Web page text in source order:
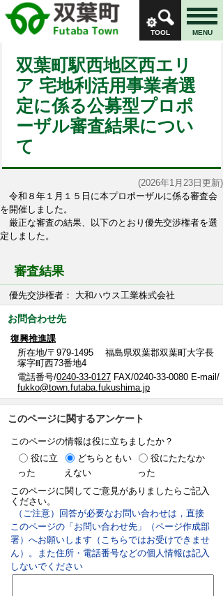
TOOL MENU
双葉町駅西地区西エリ
ア 宅地利活用事業者選
定に係る公募型プロポ
ーザル審査結果につい
て
(2026年1月23日更新)
令和８年１月１５日に本プロポーザルに係る審査会
を開催しました。
厳正な審査の結果、以下のとおり優先交渉権者を選
定しました。
審査結果
優先交渉権者： 大和ハウス工業株式会社
お問合わせ先
復興推進課
所在地/〒979-1495 福島県双葉郡双葉町大字長
塚字町西73番地4
電話番号/0240-33-0127 FAX/0240-33-0080 E-mail/
fukko@town.futaba.fukushima.jp
このページに関するアンケート
このページの情報は役に立ちましたか？
役に立
った
どちらともい
えない
役にたたなか
った
このページに関してご意見がありましたらご記入
ください。
（ご注意）回答が必要なお問い合わせは，直接
このページの「お問い合わせ先」（ページ作成部
署）へお願いします（こちらではお受けできませ
ん）。また住所・電話番号などの個人情報は記入
しないでください